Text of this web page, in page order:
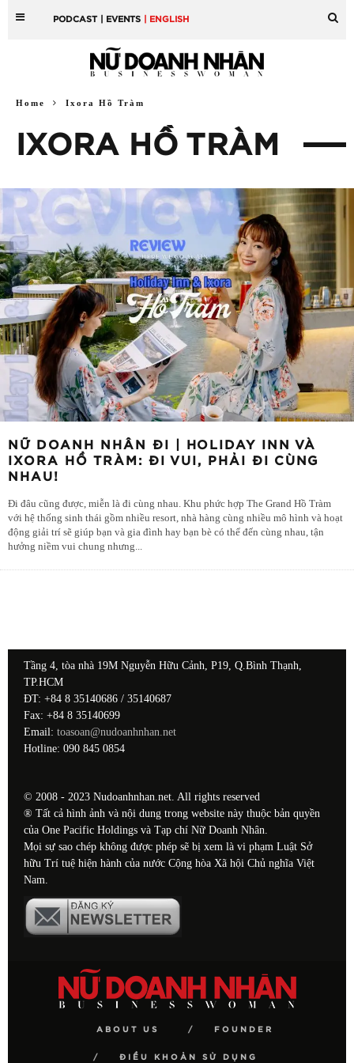
PODCAST | EVENTS | ENGLISH
Home Ixora Hồ Tràm
IXORA HỒ TRÀM
NỮ DOANH NHÂN ĐI | HOLIDAY INN VÀ
IXORA HỒ TRÀM: ĐI VUI, PHẢI ĐI CÙNG
NHAU!
Đi đâu cũng được, miễn là đi cùng nhau. Khu phức hợp The Grand Hồ Tràm
với hệ thống sinh thái gồm nhiều resort, nhà hàng cùng nhiều mô hình và hoạt
động giải trí sẽ giúp bạn và gia đình hay bạn bè có thể đến cùng nhau, tận
hưởng niềm vui chung nhưng...
Tầng 4, tòa nhà 19M Nguyễn Hữu Cảnh, P19, Q.Bình Thạnh,
TP.HCM
ĐT: +84 8 35140686 / 35140687
Fax: +84 8 35140699
Email: toasoan@nudoanhnhan.net
Hotline: 090 845 0854
© 2008 - 2023 Nudoanhnhan.net. All rights reserved
® Tất cả hình ảnh và nội dung trong website này thuộc bản quyền
của One Pacific Holdings và Tạp chí Nữ Doanh Nhân.
Mọi sự sao chép không được phép sẽ bị xem là vi phạm Luật Sở
hữu Trí tuệ hiện hành của nước Cộng hòa Xã hội Chủ nghĩa Việt
Nam.
ABOUT US FOUNDER
ĐIỀU KHOẢN SỬ DỤNG